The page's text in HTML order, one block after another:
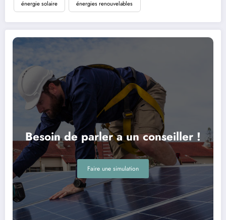
énergie solaire énergies renouvelables
Besoin de parler a un conseiller !
Faire une simulation